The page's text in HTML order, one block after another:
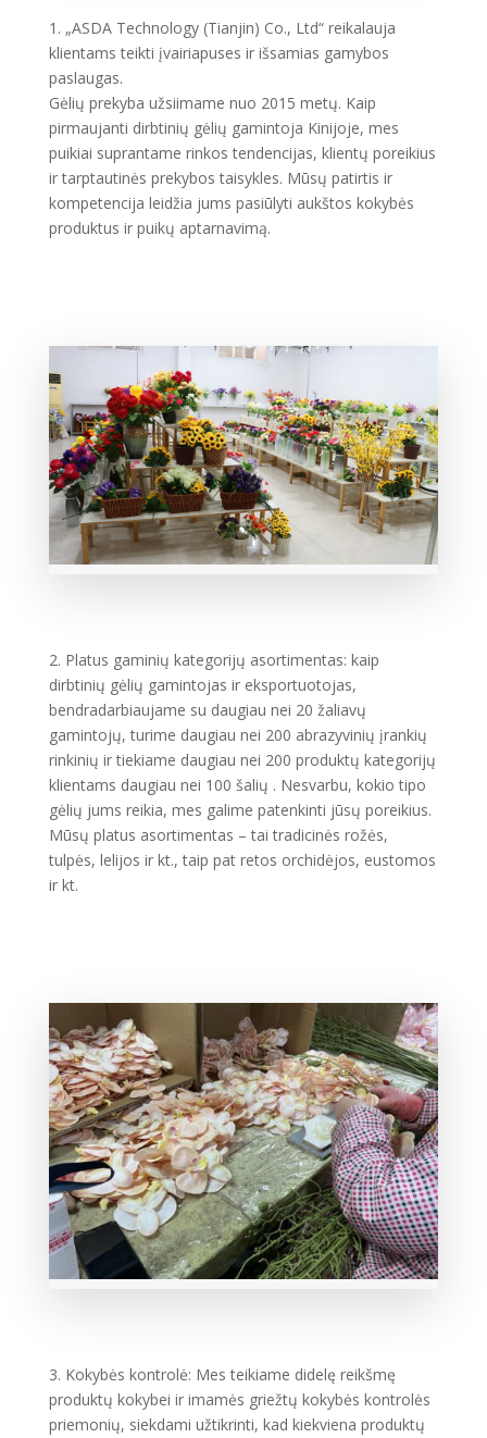
1. „ASDA Technology (Tianjin) Co., Ltd“ reikalauja
klientams teikti įvairiapuses ir išsamias gamybos
paslaugas.
Gėlių prekyba užsiimame nuo 2015 metų. Kaip
pirmaujanti dirbtinių gėlių gamintoja Kinijoje, mes
puikiai suprantame rinkos tendencijas, klientų poreikius
ir tarptautinės prekybos taisykles. Mūsų patirtis ir
kompetencija leidžia jums pasiūlyti aukštos kokybės
produktus ir puikų aptarnavimą.
2. Platus gaminių kategorijų asortimentas: kaip
dirbtinių gėlių gamintojas ir eksportuotojas,
bendradarbiaujame su daugiau nei 20 žaliavų
gamintojų, turime daugiau nei 200 abrazyvinių įrankių
rinkinių ir tiekiame daugiau nei 200 produktų kategorijų
klientams daugiau nei 100 šalių . Nesvarbu, kokio tipo
gėlių jums reikia, mes galime patenkinti jūsų poreikius.
Mūsų platus asortimentas – tai tradicinės rožės,
tulpės, lelijos ir kt., taip pat retos orchidėjos, eustomos
ir kt.
3. Kokybės kontrolė: Mes teikiame didelę reikšmę
produktų kokybei ir imamės griežtų kokybės kontrolės
priemonių, siekdami užtikrinti, kad kiekviena produktų